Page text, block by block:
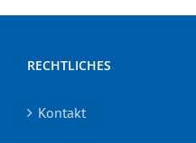
RECHTLICHES
Kontakt